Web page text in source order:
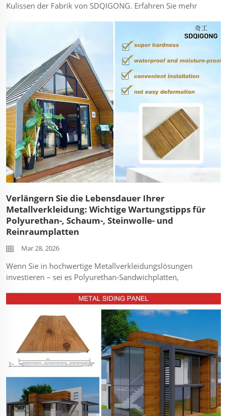
Kulissen der Fabrik von SDQIGONG. Erfahren Sie mehr
Qualität ist kein Zufall; sie ist ein Prozess. Bei SDQIGONG
haben wir einen Ruf aufgebaut...
Verlängern Sie die Lebensdauer Ihrer
Metallverkleidung: Wichtige Wartungstipps für
Polyurethan-, Schaum-, Steinwolle- und
Reinraumplatten
Mar 28, 2026
Wenn Sie in hochwertige Metallverkleidungslösungen
investieren – sei es Polyurethan-Sandwichplatten,
oder Reinraumplatten – ist eine fachgerechte Wartung der
Schlüssel, um ihre Haltbarkeit und thermische
Leistungsfähigkeit zu maximieren...